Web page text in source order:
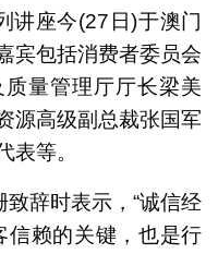
讲座今(27日)于澳门
宾包括消费者委员会
量管理厅厅长梁美
源高级副总裁张国军
表等。
辞时表示，“诚信经
信赖的关键，也是行